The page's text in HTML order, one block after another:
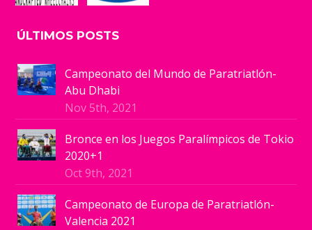
ÚLTIMOS POSTS
Campeonato del Mundo de Paratriatlón-
Abu Dhabi
Nov 5th, 2021
Bronce en los Juegos Paralímpicos de Tokio
2020+1
Oct 9th, 2021
Campeonato de Europa de Paratriatlón-
Valencia 2021